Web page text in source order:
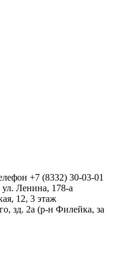
+7 (8332) 30-03-01
Ленина, 178-а
12, 3 этаж
зд. 2а (р-н Филейка, за